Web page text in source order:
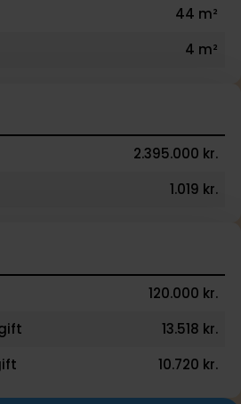
44 m²
4 m²
2.395.000 kr.
1.019 kr.
120.000 kr.
13.518 kr.
10.720 kr.